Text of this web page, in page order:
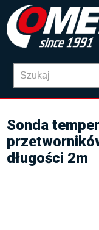
Sonda
długości 2m